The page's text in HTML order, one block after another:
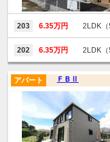
203 6.35万円 2LDK（
202 6.35万円 2LDK（
ＦＢⅡ
アパート